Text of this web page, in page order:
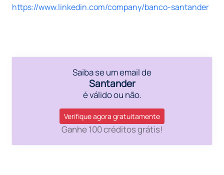
https://www.linkedin.com/company/banco-santander
Saiba se um email de
Santander
é válido ou não.
Verifique agora gratuitamente
Ganhe 100 créditos grátis!